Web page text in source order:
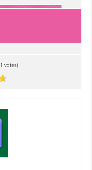
1 votes)